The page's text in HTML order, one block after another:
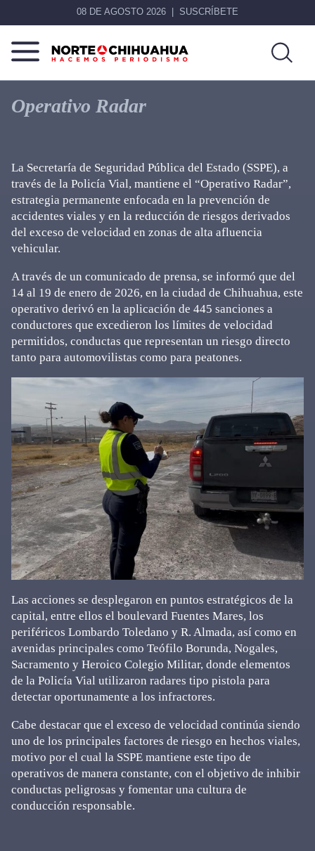
08 DE AGOSTO 2026 SUSCRÍBETE
Norte
De
Chihuahua
Más
que
noticias,
Operativo Radar
La Secretaría de Seguridad Pública del Estado (SSPE), a
través de la Policía Vial, mantiene el “Operativo Radar”,
estrategia permanente enfocada en la prevención de
accidentes viales y en la reducción de riesgos derivados
del exceso de velocidad en zonas de alta afluencia
vehicular.
A través de un comunicado de prensa, se informó que del
14 al 19 de enero de 2026, en la ciudad de Chihuahua, este
operativo derivó en la aplicación de 445 sanciones a
conductores que excedieron los límites de velocidad
permitidos, conductas que representan un riesgo directo
tanto para automovilistas como para peatones.
Las acciones se desplegaron en puntos estratégicos de la
capital, entre ellos el boulevard Fuentes Mares, los
periféricos Lombardo Toledano y R. Almada, así como en
avenidas principales como Teófilo Borunda, Nogales,
Sacramento y Heroico Colegio Militar, donde elementos
de la Policía Vial utilizaron radares tipo pistola para
detectar oportunamente a los infractores.
Cabe destacar que el exceso de velocidad continúa siendo
uno de los principales factores de riesgo en hechos viales,
motivo por el cual la SSPE mantiene este tipo de
operativos de manera constante, con el objetivo de inhibir
conductas peligrosas y fomentar una cultura de
conducción responsable.